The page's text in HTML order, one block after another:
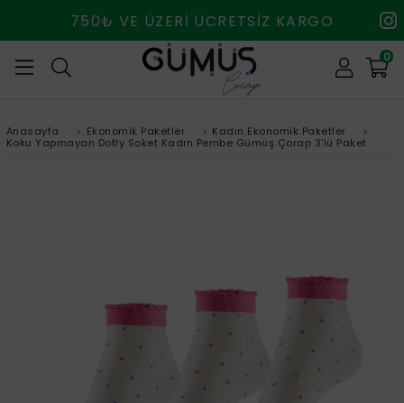
750₺ VE ÜZERİ ÜCRETSİZ KARGO
0
Anasayfa > Ekonomik Paketler > Kadın Ekonomik Paketler
>
Koku Yapmayan Dotly Soket Kadın Pembe Gümüş Çorap 3'lü Paket